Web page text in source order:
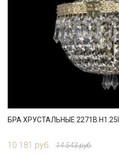
БРА ХРУСТАЛЬНЫЕ
10 181 руб. 14 543 руб.